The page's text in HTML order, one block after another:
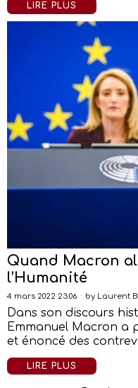
LIRE PLUS
Quand Macron
l’Humanité
4 mars 2022 23:06 by Laurent
Dans son discours
Emmanuel Macron a
et énoncé des
LIRE PLUS